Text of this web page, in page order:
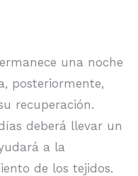
una noche
posteriormente,
recuperación.
deberá llevar un
a la
de los tejidos.